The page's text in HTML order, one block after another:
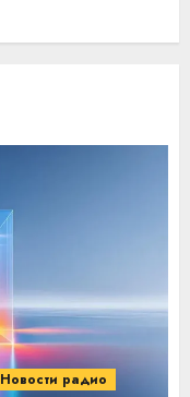
Новости радио